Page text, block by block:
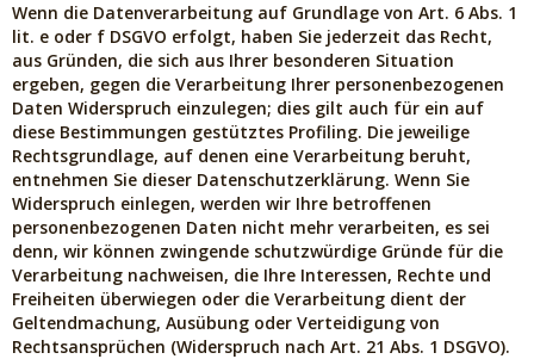
Wenn die Datenverarbeitung auf Grundlage von Art. 6 Abs. 1
lit. e oder f DSGVO erfolgt, haben Sie jederzeit das Recht,
aus Gründen, die sich aus Ihrer besonderen Situation
ergeben, gegen die Verarbeitung Ihrer personenbezogenen
Daten Widerspruch einzulegen; dies gilt auch für ein auf
diese Bestimmungen gestütztes Profiling. Die jeweilige
Rechtsgrundlage, auf denen eine Verarbeitung beruht,
entnehmen Sie dieser Datenschutzerklärung. Wenn Sie
Widerspruch einlegen, werden wir Ihre betroffenen
personenbezogenen Daten nicht mehr verarbeiten, es sei
denn, wir können zwingende schutzwürdige Gründe für die
Verarbeitung nachweisen, die Ihre Interessen, Rechte und
Freiheiten überwiegen oder die Verarbeitung dient der
Geltendmachung, Ausübung oder Verteidigung von
Rechtsansprüchen (Widerspruch nach Art. 21 Abs. 1 DSGVO).